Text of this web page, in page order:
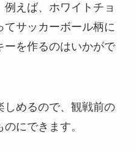
えば、ホワイトチョ
てサッカーボール柄に
ーを作るのはいかがで
しめるので、観戦前の
にできます。